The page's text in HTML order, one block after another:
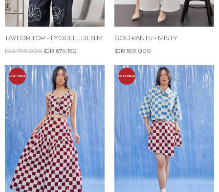
TAYLOR TOP - LYOCELL DENIM
IDR 799.000IDR 679.150
GOU PANTS - MISTY
IDR 599.000
LAST PIECE LAST PIECE